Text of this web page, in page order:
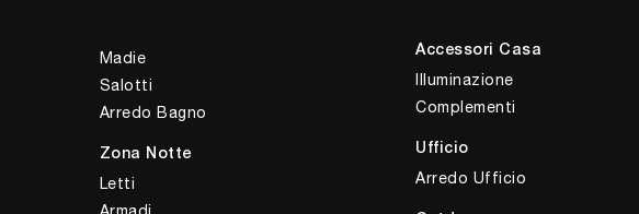
Madie
Salotti
Arredo Bagno
Zona Notte
Letti
Accessori Casa
Illuminazione
Complementi
Ufficio
Arredo Ufficio